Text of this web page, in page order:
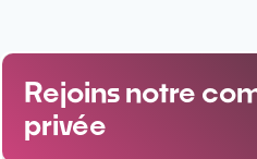
Rejoins notre
privée